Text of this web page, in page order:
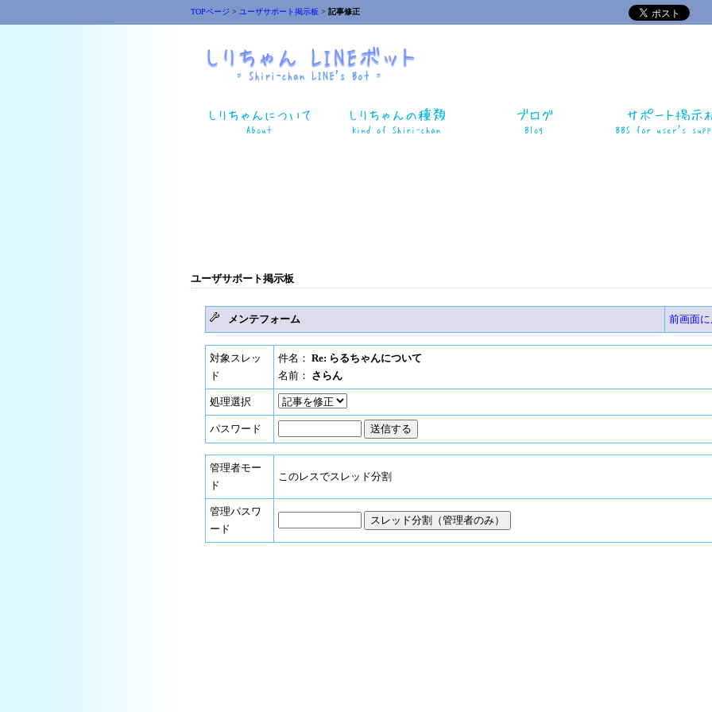
TOPページ > ユーザサポート掲示板 > 記事修正
ユーザサポート掲示板
メンテフォーム 前画面
対象スレッ
ド
件名： Re: らるちゃんについて
名前： さらん
処理選択
パスワード
管理者モー
ド
このレスでスレッド分割
管理パスワ
ード